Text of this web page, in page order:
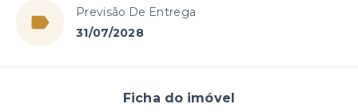
Previsão De Entrega
31/07/2028
Ficha do imóvel